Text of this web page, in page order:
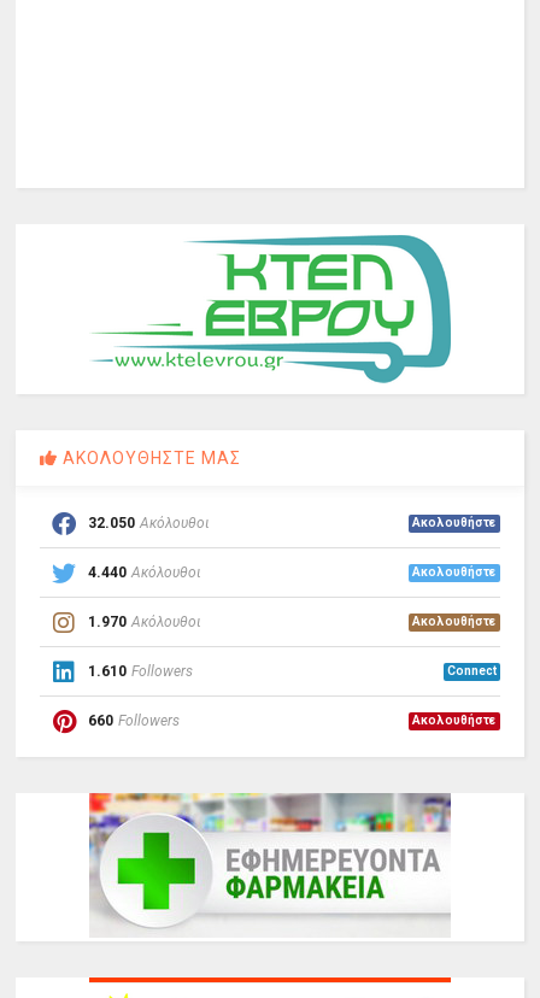
ΑΚΟΛΟΥΘΗΣΤΕ ΜΑΣ
32.050 Ακόλουθοι Ακολουθήστε
4.440 Ακόλουθοι Ακολουθήστε
1.970 Ακόλουθοι Ακολουθήστε
1.610 Followers Connect
660 Followers Ακολουθήστε